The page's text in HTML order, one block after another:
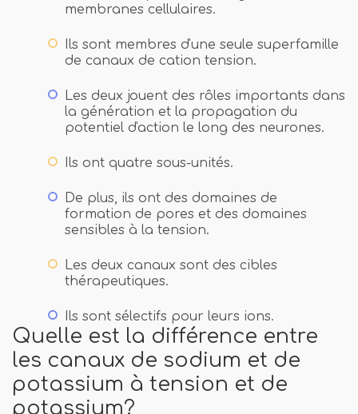
membranes cellulaires.
Ils sont membres d'une seule superfamille
de canaux de cation tension.
Les deux jouent des rôles importants dans
la génération et la propagation du
potentiel d'action le long des neurones.
Ils ont quatre sous-unités.
De plus, ils ont des domaines de
formation de pores et des domaines
sensibles à la tension.
Les deux canaux sont des cibles
thérapeutiques.
Ils sont sélectifs pour leurs ions.
Quelle est la différence entre
les canaux de sodium et de
potassium à tension et de
potassium?